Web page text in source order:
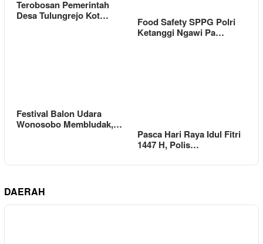
Terobosan Pemerintah
Desa Tulungrejo Kot…
Food Safety SPPG Polri
Ketanggi Ngawi Pa…
Festival Balon Udara
Wonosobo Membludak,…
Pasca Hari Raya Idul Fitri
1447 H, Polis…
DAERAH